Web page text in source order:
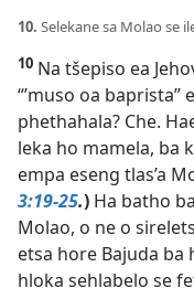
10. Selekane sa Molao se
10 Na tšepiso ea
“’muso oa baprista”
phethahala? Che.
leka ho mamela, ba
empa eseng tlas’a
3:19-25.) Ha batho
Molao, o ne o
etsa hore Bajuda ba
hloka sehlabelo se